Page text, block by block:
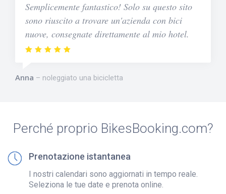
Semplicemente fantastico! Solo su questo sito
sono riuscito a trovare un'azienda con bici
nuove, consegnate direttamente al mio hotel.
Anna noleggiato una bicicletta
Perché proprio BikesBooking.com?
Prenotazione istantanea
I nostri calendari sono aggiornati in tempo reale.
Seleziona le tue date e prenota online.